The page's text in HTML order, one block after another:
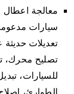
معالجة اعطال
سيارات
تعديلات حديثة
تصليح محرك،
للسيارات،